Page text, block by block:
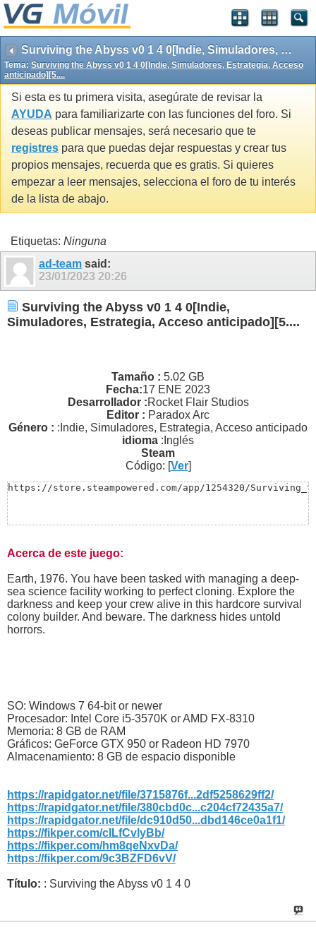
Surviving the Abyss v0 1 4 0[Indie, Simuladores, Estrategia, Acceso anticipado][5....
Tema: Surviving the Abyss v0 1 4 0[Indie, Simuladores, Estrategia, Acceso
anticipado][5....
Si esta es tu primera visita, asegúrate de revisar la
AYUDA para familiarizarte con las funciones del foro. Si
deseas publicar mensajes, será necesario que te
registres para que puedas dejar respuestas y crear tus
propios mensajes, recuerda que es gratis. Si quieres
empezar a leer mensajes, selecciona el foro de tu interés
de la lista de abajo.
Etiquetas: Ninguna
ad-team said:
23/01/2023 20:26
Surviving the Abyss v0 1 4 0[Indie,
Simuladores, Estrategia, Acceso anticipado][5....
Tamaño : 5.02 GB
Fecha:17 ENE 2023
Desarrollador :Rocket Flair Studios
Editor : Paradox Arc
Género : :Indie, Simuladores, Estrategia, Acceso anticipado
idioma :Inglés
Steam
Código: [Ver]
https://store.steampowered.com/app/1254320/
Acerca de este juego:
Earth, 1976. You have been tasked with managing a deep-
sea science facility working to perfect cloning. Explore the
darkness and keep your crew alive in this hardcore survival
colony builder. And beware. The darkness hides untold
horrors.
SO: Windows 7 64-bit or newer
Procesador: Intel Core i5-3570K or AMD FX-8310
Memoria: 8 GB de RAM
Gráficos: GeForce GTX 950 or Radeon HD 7970
Almacenamiento: 8 GB de espacio disponible
https://rapidgator.net/file/3715876f...2df5258629ff2/
https://rapidgator.net/file/380cbd0c...c204cf72435a7/
https://rapidgator.net/file/dc910d50...dbd146ce0a1f1/
https://fikper.com/cILfCvlyBb/
https://fikper.com/hm8qeNxvDa/
https://fikper.com/9c3BZFD6vV/
Título: : Surviving the Abyss v0 1 4 0